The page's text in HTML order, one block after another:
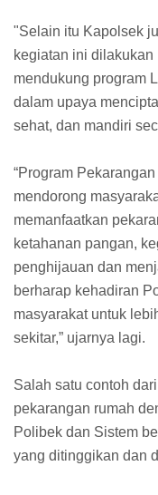
"Selain itu Kapolsek
kegiatan ini
mendukung program
dalam upaya
sehat, dan mandiri
“Program
mendorong
memanfaatkan
ketahanan pangan,
penghijauan dan
berharap kehadiran
masyarakat untuk
sekitar,” ujarnya lagi.
Salah satu contoh
pekarangan rumah
Polibek dan Sistem
yang ditinggikan dan